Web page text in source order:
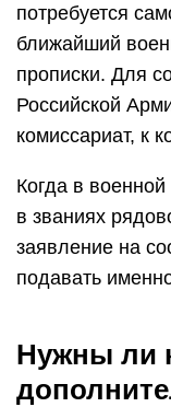
потребуется
ближайший
прописки. Для
Российской
комиссариат, к
Когда в
в званиях
заявление на
подавать
Нужны ли